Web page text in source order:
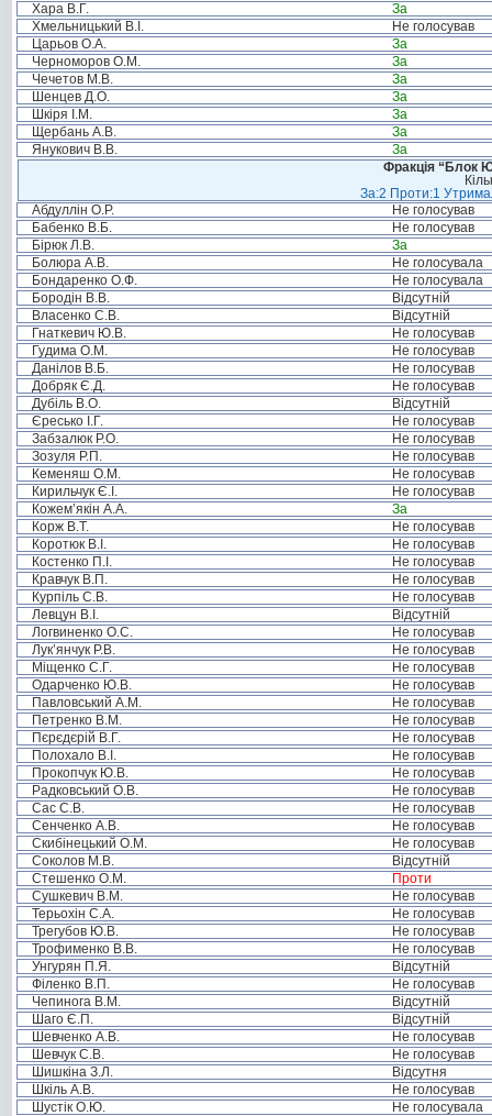
Хара В.Г.
За
Хмельницький В.І.
Не голосував
Царьов О.А.
За
Черноморов О.М.
За
Чечетов М.В.
За
Шенцев Д.О.
За
Шкіря І.М.
За
Щербань А.В.
За
Янукович В.В.
За
Фракція “Блок
За:2 Проти:1
Абдуллін О.Р.
Не голосував
Бабенко В.Б.
Не голосував
Бірюк Л.В.
За
Болюра А.В.
Не голосувала
Бондаренко О.Ф.
Не голосувала
Бородін В.В.
Відсутній
Власенко С.В.
Відсутній
Гнаткевич Ю.В.
Не голосував
Гудима О.М.
Не голосував
Данілов В.Б.
Не голосував
Добряк Є.Д.
Не голосував
Дубіль В.О.
Відсутній
Єресько І.Г.
Не голосував
Забзалюк Р.О.
Не голосував
Зозуля Р.П.
Не голосував
Кеменяш О.М.
Не голосував
Кирильчук Є.І.
Не голосував
Кожем’якін А.А.
За
Корж В.Т.
Не голосував
Коротюк В.І.
Не голосував
Костенко П.І.
Не голосував
Кравчук В.П.
Не голосував
Курпіль С.В.
Не голосував
Левцун В.І.
Відсутній
Логвиненко О.С.
Не голосував
Лук’янчук Р.В.
Не голосував
Міщенко С.Г.
Не голосував
Одарченко Ю.В.
Не голосував
Павловський А.М.
Не голосував
Петренко В.М.
Не голосував
Пєрєдєрій В.Г.
Не голосував
Полохало В.І.
Не голосував
Прокопчук Ю.В.
Не голосував
Радковський О.В.
Не голосував
Сас С.В.
Не голосував
Сенченко А.В.
Не голосував
Скибінецький О.М.
Не голосував
Соколов М.В.
Відсутній
Стешенко О.М.
Проти
Сушкевич В.М.
Не голосував
Терьохін С.А.
Не голосував
Трегубов Ю.В.
Не голосував
Трофименко В.В.
Не голосував
Унгурян П.Я.
Відсутній
Філенко В.П.
Не голосував
Чепинога В.М.
Відсутній
Шаго Є.П.
Відсутній
Шевченко А.В.
Не голосував
Шевчук С.В.
Не голосував
Шишкіна З.Л.
Відсутня
Шкіль А.В.
Не голосував
Шустік О.Ю.
Не голосувала